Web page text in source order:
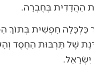
הַהֲדָדִית בְּחֶבְרָה.
כַּלְכָּלָה חָפְשִׁית בְּתוֹךְ
שֶׁל תַּרְבּוּת הַחֶסֶד